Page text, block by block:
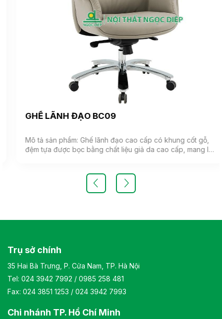
GHẾ LÃNH ĐẠO BC09
Mô tả sản phẩm: Ghế lãnh đạo cao cấp có khung cốt gỗ,
đệm tựa được bọc bằng chất liệu giả da cao cấp, mang lại
bảo tính bền vững và thẩm mỹ.( Sản phẩm nhập khẩu )
Màu sắc: Tùy chọn Chất liệu: Ghế lãnh đạo cao cấp có
Trụ sở chính
35 Hai Bà Trưng, P. Cửa Nam, TP. Hà Nội
Tel: 024 3942 7992 / 0985 258 481
Fax: 024 3851 1253 / 024 3942 7993
Chi nhánh TP. Hồ Chí Minh